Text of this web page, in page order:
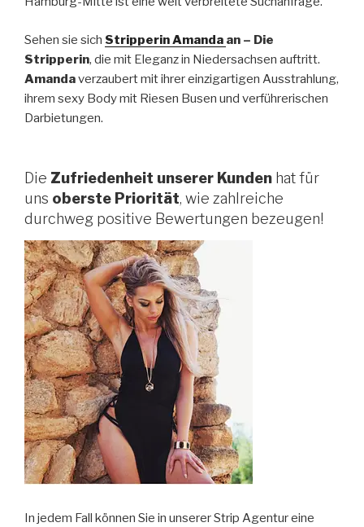
Sehen sie sich Stripperin Amanda an – Die
Stripperin, die mit Eleganz in Niedersachsen auftritt.
Amandaverzaubert mit ihrer einzigartigen Ausstrahlung,
ihrem sexy Body mit Riesen Busen und verführerischen
Darbietungen.
Die Zufriedenheit unserer Kunden hat für
uns oberste Priorität, wie zahlreiche
durchweg positive Bewertungen bezeugen!
In jedem Fall können Sie in unserer Strip Agentur eine